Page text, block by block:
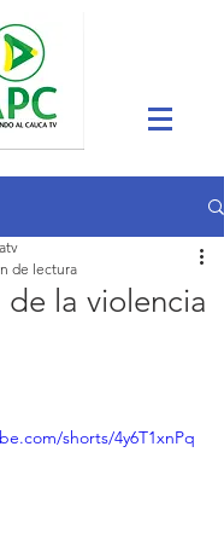
la violencia
de lectura
shorts/4y6T1xnPq